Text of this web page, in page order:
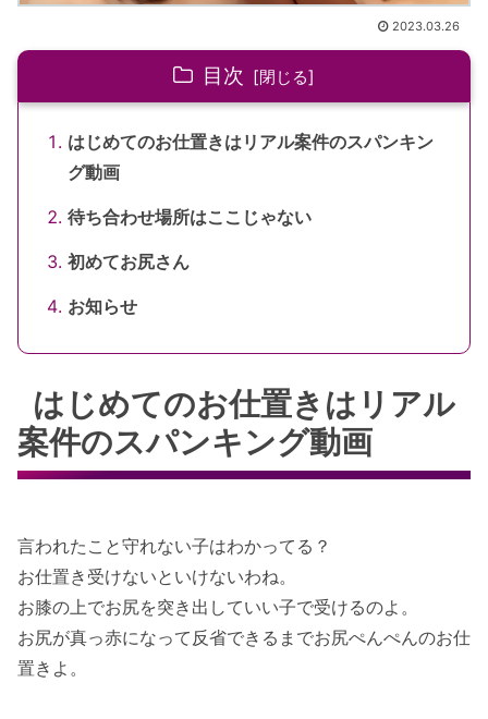
2023.03.26
目次
はじめてのお仕置きはリアル案件のスパンキン
グ動画
待ち合わせ場所はここじゃない
初めてお尻さん
お知らせ
はじめてのお仕置きはリアル
案件のスパンキング動画
言われたこと守れない子はわかってる？
お仕置き受けないといけないわね。
お膝の上でお尻を突き出していい子で受けるのよ。
お尻が真っ赤になって反省できるまでお尻ぺんぺんのお仕
置きよ。